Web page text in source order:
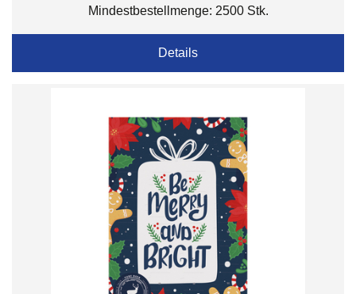
Mindestbestellmenge: 2500 Stk.
Details